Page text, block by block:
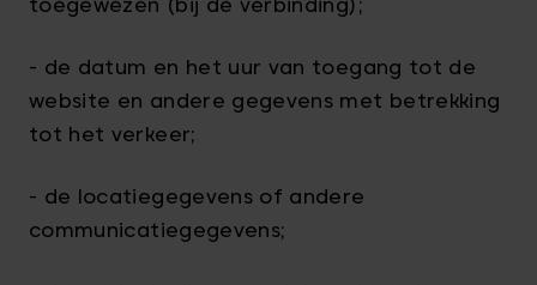
- de datum en het uur van toegang tot de
website en andere gegevens met betrekking
tot het verkeer;
- de locatiegegevens of andere
communicatiegegevens;